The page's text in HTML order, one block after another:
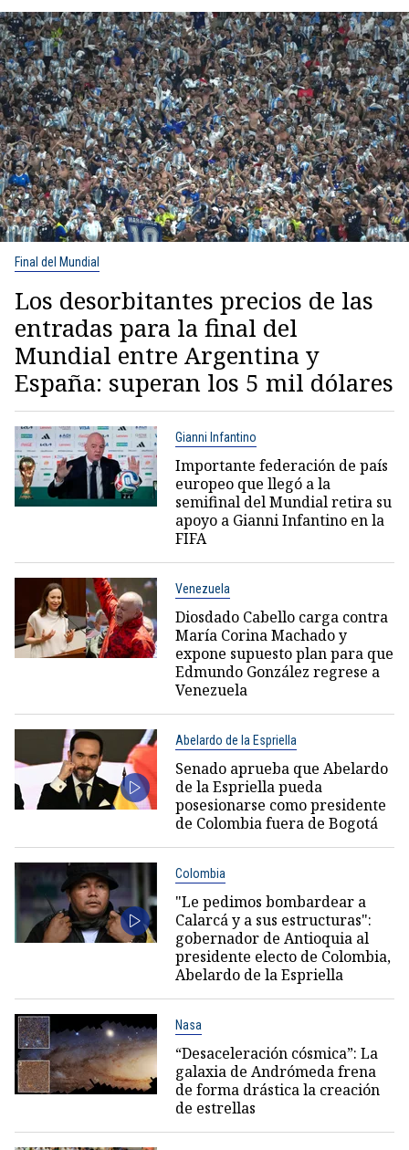
Final del Mundial
Los desorbitantes precios de las
entradas para la final del
Mundial entre Argentina y
España: superan los 5 mil dólares
Gianni Infantino
Importante federación de país
europeo que llegó a la
semifinal del Mundial retira su
apoyo a Gianni Infantino en la
FIFA
Venezuela
Diosdado Cabello carga contra
María Corina Machado y
expone supuesto plan para que
Edmundo González regrese a
Venezuela
Abelardo de la Espriella
Senado aprueba que Abelardo
de la Espriella pueda
posesionarse como presidente
de Colombia fuera de Bogotá
Colombia
"Le pedimos bombardear a
Calarcá y a sus estructuras":
gobernador de Antioquia al
presidente electo de Colombia,
Abelardo de la Espriella
Nasa
“Desaceleración cósmica”: La
galaxia de Andrómeda frena
de forma drástica la creación
de estrellas